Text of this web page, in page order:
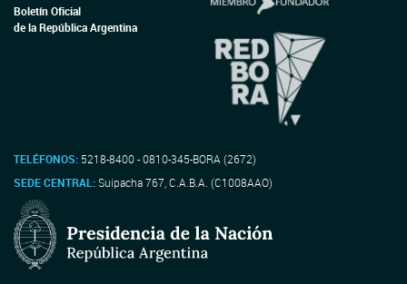
Boletín Oficial
de la República Argentina
TELÉFONOS: 5218-8400 - 0810-345-BORA (2672)
SEDE CENTRAL:Suipacha 767, C.A.B.A. (C1008AAO)